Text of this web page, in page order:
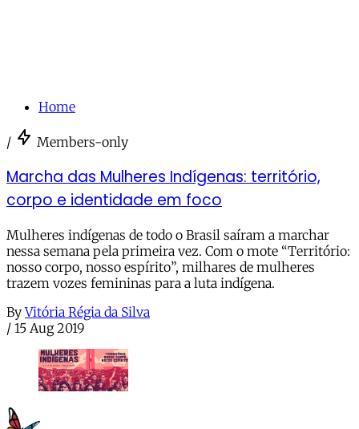
Home
/ Members-only
Marcha das Mulheres Indígenas: território,
corpo e identidade em foco
Mulheres indígenas de todo o Brasil saíram a marchar
nessa semana pela primeira vez. Com o mote “Território:
nosso corpo, nosso espírito”, milhares de mulheres
trazem vozes femininas para a luta indígena.
By Vitória Régia da Silva
/ 15 Aug 2019